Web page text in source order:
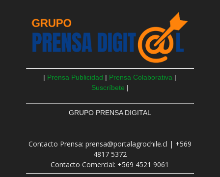
| Prensa Publicidad | Prensa Colaborativa |
Suscríbete |
GRUPO PRENSA DIGITAL
Contacto Prensa: prensa@portalagrochile.cl | +569
4817 5372
Contacto Comercial: +569 4521 9061